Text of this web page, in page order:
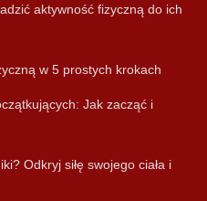
aktywność fizyczną do ich
w 5 prostych krokach
Jak zacząć i
Odkryj siłę swojego ciała i